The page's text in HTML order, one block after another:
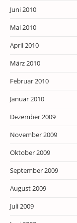
Juni 2010
Mai 2010
April 2010
März 2010
Februar 2010
Januar 2010
Dezember 2009
November 2009
Oktober 2009
September 2009
August 2009
Juli 2009